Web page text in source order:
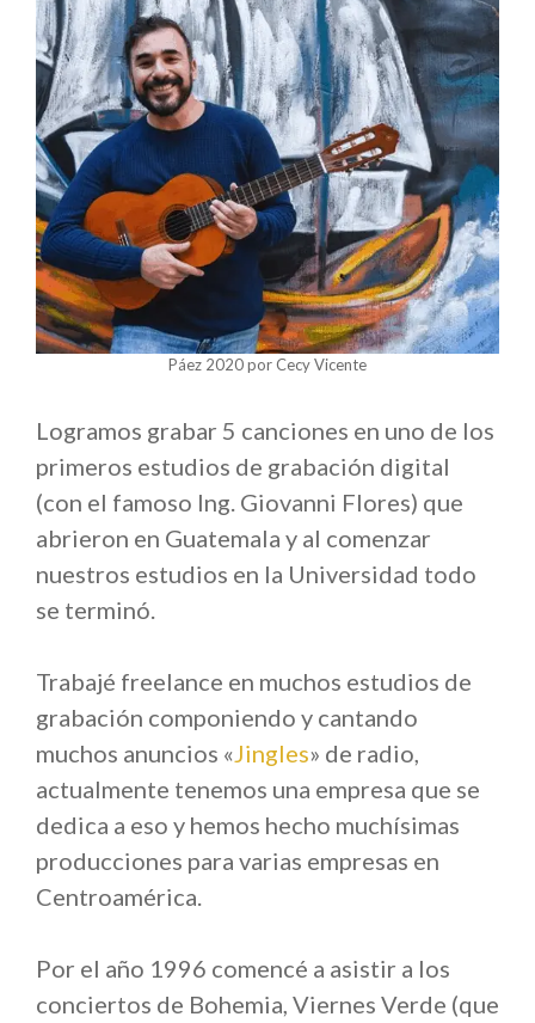
Páez 2020 por Cecy Vicente
Logramos grabar 5 canciones en uno de los
primeros estudios de grabación digital
(con el famoso Ing. Giovanni Flores) que
abrieron en Guatemala y al comenzar
nuestros estudios en la Universidad todo
se terminó.
Trabajé freelance en muchos estudios de
grabación componiendo y cantando
muchos anuncios « Jingles» de radio,
actualmente tenemos una empresa que se
dedica a eso y hemos hecho muchísimas
producciones para varias empresas en
Centroamérica.
Por el año 1996 comencé a asistir a los
conciertos de Bohemia, Viernes Verde (que